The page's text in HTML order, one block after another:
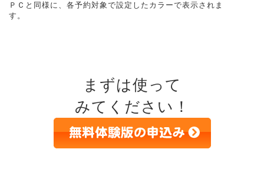
ＰＣと同様に、各予約対象で設定したカラーで表示されま
す。
まずは使って
みてください！